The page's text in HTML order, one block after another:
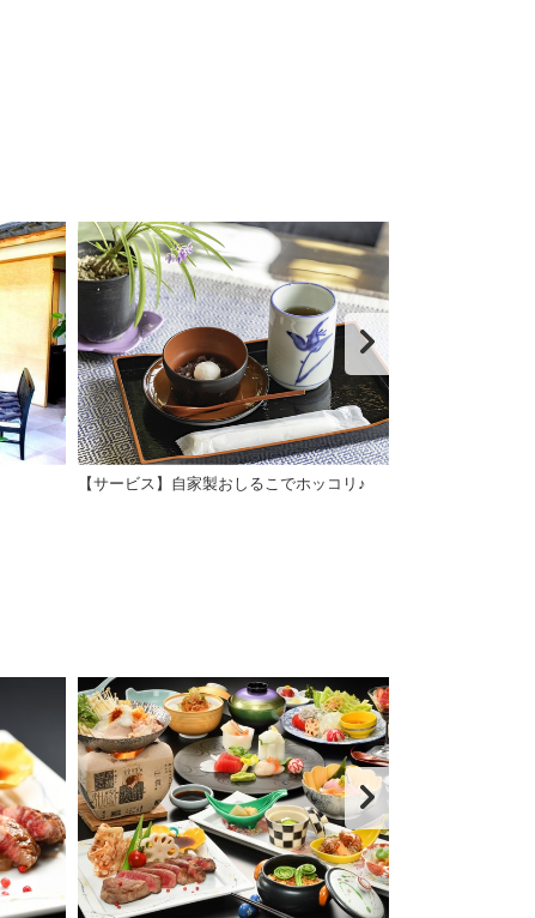
【サービス】自家製おしるこでホッコリ♪